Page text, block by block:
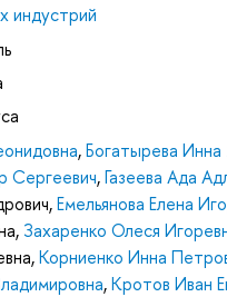
индустрий
,Богатырева Инна
Сергеевич,Газеева Ада
,Емельянова Елена
, Захаренко Олеся
,Корниенко Инна
,Кротов Иван